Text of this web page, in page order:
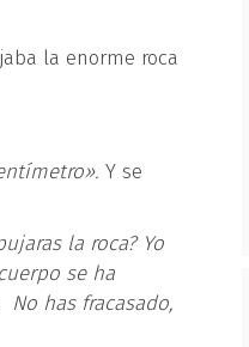
la enorme roca
Y se
la roca? Yo
se ha
has fracasado,